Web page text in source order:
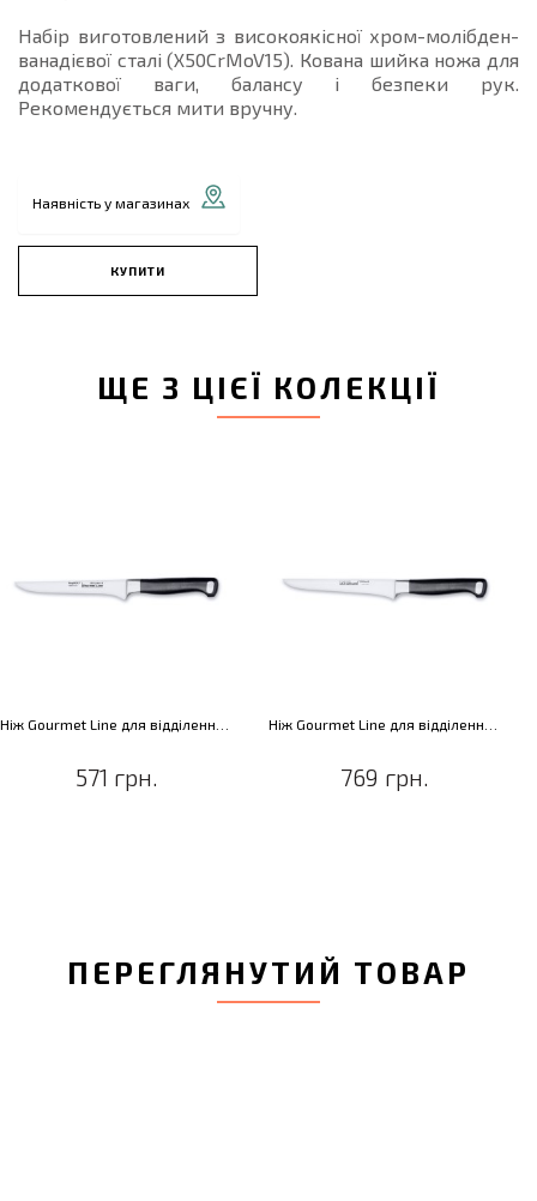
Набір виготовлений з високоякісної хром-молібден-
ванадієвої сталі (X50CrMoV15). Кована шийка ножа для
додаткової ваги, балансу і безпеки рук.
Рекомендується мити вручну.
Наявність у магазинах
КУПИТИ
ЩЕ З ЦІЄЇ КОЛЕКЦІЇ
571 грн. 769 грн.
ПЕРЕГЛЯНУТИЙ ТОВАР